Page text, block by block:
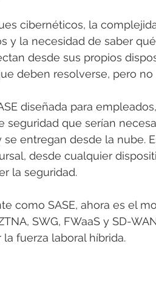
cibernéticos, la
y la necesidad de saber
desde sus propios
deben resolverse, pero no
diseñada para
seguridad que serían
se entregan desde la nube.
desde cualquier
la seguridad.
como SASE, ahora es el
SWG, FWaaS y SD-
fuerza laboral híbrida.